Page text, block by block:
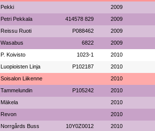
Pekki 2009
Petri Pekkala 414578 829 2009
Reissu Ruoti P088462 2009
Wasabus 6822 2009
P. Koivisto 1023-1 2010
Luopioisten Linja P102187 2010
Soisalon Liikenne 2010
Tammelundin P105242 2010
Mäkela 2010
Revon 2010
Norrgårds Buss 10Y0Z0012 2010